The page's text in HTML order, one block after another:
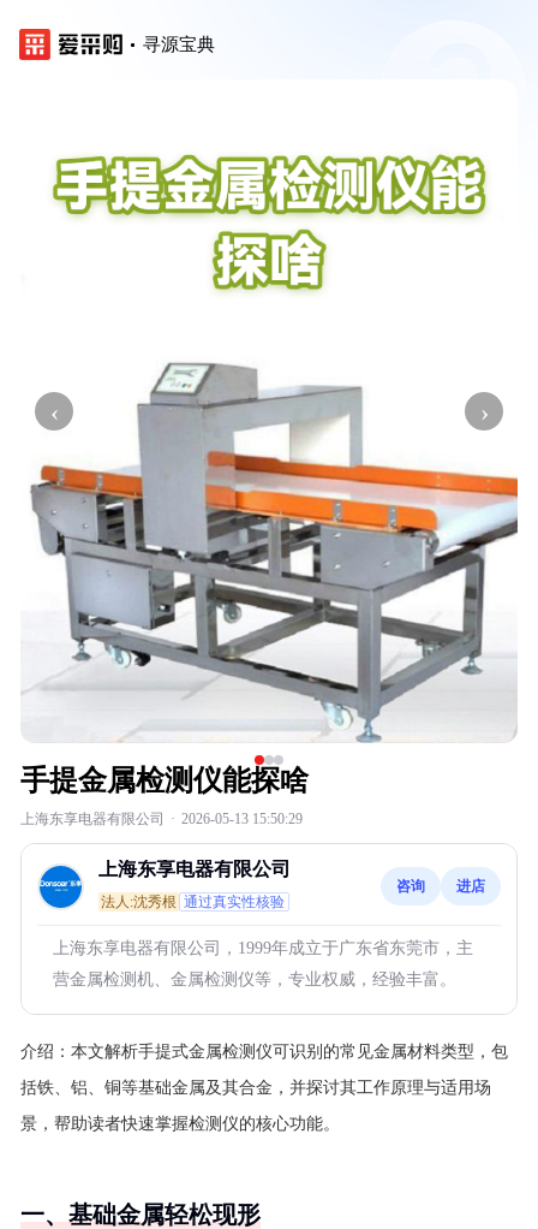
寻源宝典
‹ ›
手提金属检测仪能探啥
上海东享电器有限公司 · 2026-05-13 15:50:29
上海东享电器有限公司
法人:沈秀根 通过真实性核验
咨询 进店
上海东享电器有限公司，1999年成立于广东省东莞市，主
营金属检测机、金属检测仪等，专业权威，经验丰富。
介绍： 本文解析手提式金属检测仪可识别的常见金属材料类型，包
括铁、铝、铜等基础金属及其合金，并探讨其工作原理与适用场
景，帮助读者快速掌握检测仪的核心功能。
一、基础金属轻松现形